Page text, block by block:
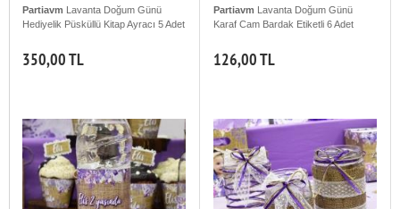
Partiavm Lavanta Doğum Günü
Hediyelik Püsküllü Kitap Ayracı 5 Adet
350,00 TL
Partiavm Lavanta Doğum Günü
Karaf Cam Bardak Etiketli 6 Adet
126,00 TL